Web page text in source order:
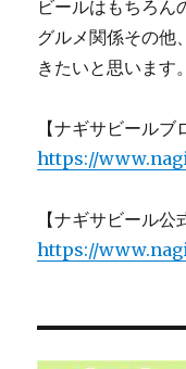
ビールはもちろん
グルメ関係その他
きたいと思います。
【ナギサビールブ
https://
【ナギサビール公
https://